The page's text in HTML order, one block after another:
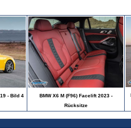
- Bild 4
BMW X6 M (F96) Facelift 2023 -
Rücksitze